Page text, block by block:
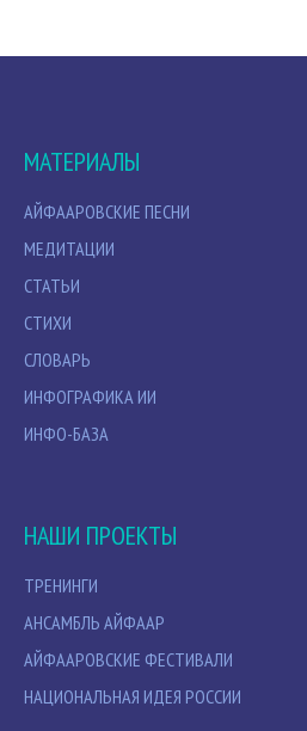
МАТЕРИАЛЫ
АЙФААРОВСКИЕ ПЕСНИ
МЕДИТАЦИИ
СТАТЬИ
СТИХИ
СЛОВАРЬ
ИНФОГРАФИКА ИИ
ИНФО-БАЗА
НАШИ ПРОЕКТЫ
ТРЕНИНГИ
АНСАМБЛЬ АЙФААР
АЙФААРОВСКИЕ ФЕСТИВАЛИ
НАЦИОНАЛЬНАЯ ИДЕЯ РОССИИ